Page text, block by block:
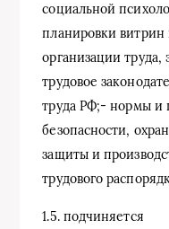
социальной
планировки
организации
трудовое
труда РФ;- нормы и
безопасности,
защиты и
трудового
1.5. подчиняется